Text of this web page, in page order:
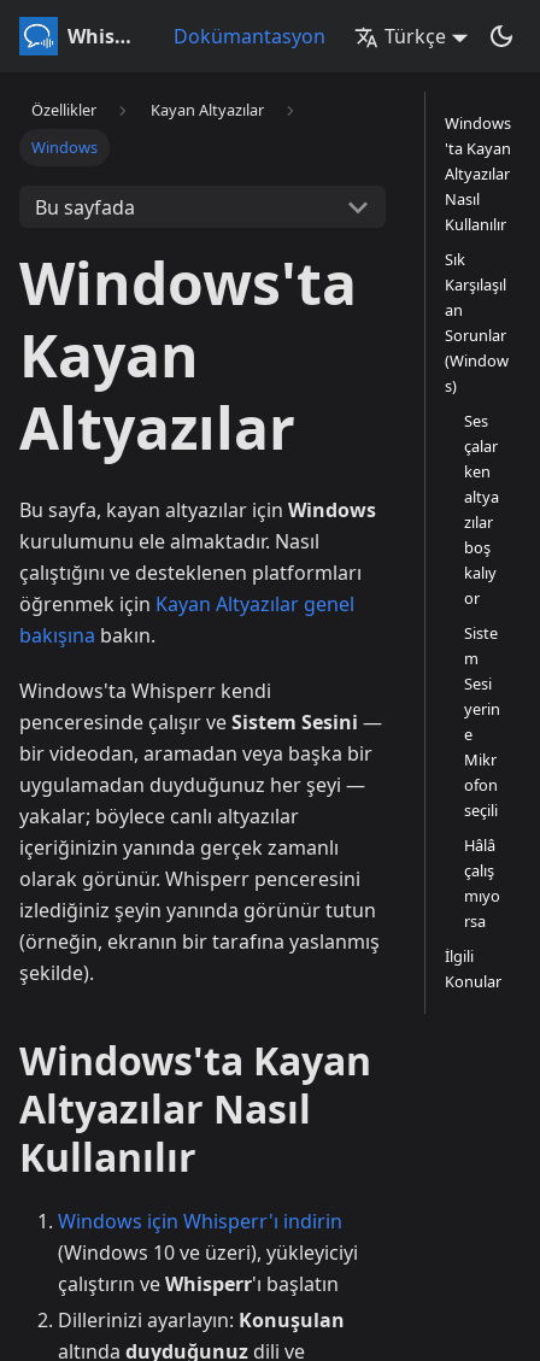
Whisperr Dokümantasyon Türkçe
Özellikler
Kayan Altyazılar
Windows
Bu sayfada
Windows'ta
Kayan
Altyazılar
Bu sayfa, kayan altyazılar için Windows
kurulumunu ele almaktadır. Nasıl
çalıştığını ve desteklenen platformları
öğrenmek için Kayan Altyazılar genel
bakışına bakın.
Windows'ta Whisperr kendi
penceresinde çalışır veSistem Sesini —
bir videodan, aramadan veya başka bir
uygulamadan duyduğunuz her şeyi —
yakalar; böylece canlı altyazılar
içeriğinizin yanında gerçek zamanlı
olarak görünür. Whisperr penceresini
izlediğiniz şeyin yanında görünür tutun
(örneğin, ekranın bir tarafına yaslanmış
şekilde).
Windows'ta Kayan
Altyazılar Nasıl
Kullanılır
Windows için Whisperr'ı indirin
(Windows 10 ve üzeri), yükleyiciyi
çalıştırın veWhisperr'ı başlatın
Dillerinizi ayarlayın: Konuşulan
altında duyduğunuz dili ve
Windows
'ta Kayan
Altyazılar
Nasıl
Kullanılır
Sık
Karşılaşıl
an
Sorunlar
(Window
s)
Ses
çalar
ken
altya
zılar
boş
kalıy
or
Siste
m
Sesi
yerin
e
Mikr
ofon
seçili
Hâlâ
çalış
mıyo
rsa
İlgili
Konular